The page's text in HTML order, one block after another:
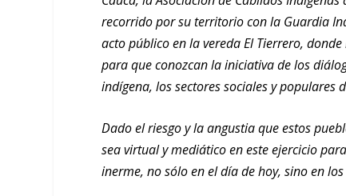
recorrido por su territorio con la Guardia
acto público en la vereda El Tierrero,
para que conozcan la iniciativa de los
indígena, los sectores sociales y populares
Dado el riesgo y la angustia que estos
sea virtual y mediático en este ejercicio
inerme, no sólo en el día de hoy, sino en